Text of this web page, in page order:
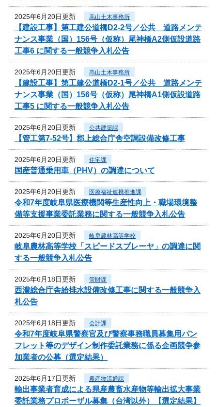
2025年6月20日更新 高山土木事務所
【建設工事】第工建公道橋D2-2号／公共 道路メンテ
ナンス事業（国）156号（仮称）尾神橋A2側仮設道路
工事6 に関する一般競争入札公告
2025年6月20日更新 高山土木事務所
【建設工事】第工建公道橋D2-1号／公共 道路メンテ
ナンス事業（国）156号（仮称）尾神橋A1側仮設道路
工事5 に関する一般競争入札公告
2025年6月20日更新 公共建築課
【管工第7-52号】郡上総合庁舎空調設備改修工事
2025年6月20日更新 住宅課
国産普通乗用車（PHV）の調達について
2025年6月20日更新 医療福祉連携推進課
令和7年度岐阜県医療機関等生産性向上・職場環境整
備等支援事業委託業務に関する一般競争入札公告
2025年6月20日更新 岐阜農林高等学校
岐阜農林高等学校「スピードスプレーヤ」の調達に関
する一般競争入札公告
2025年6月18日更新 管財課
西濃総合庁舎給排水設備改修工事に関する一般競争入
札公告
2025年6月18日更新 会計課
令和7年度岐阜県警察官及び警察事務職員募集用パン
フレット等のデザイン制作委託業務に係る企画競争参
加業者の公募（選定結果）
2025年6月17日更新 農産物流通課
輸出事業者育成による県産農畜水産物等輸出拡大事業
委託業務プロポーザル募集（台湾以外）【選定結果】